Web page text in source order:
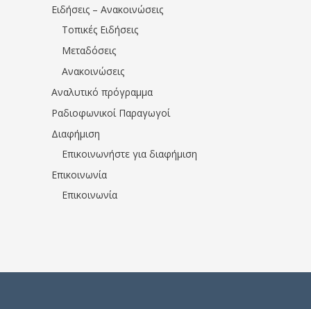
Ειδήσεις – Ανακοινώσεις
Τοπικές Ειδήσεις
Μεταδόσεις
Ανακοινώσεις
Αναλυτικό πρόγραμμα
Ραδιοφωνικοί Παραγωγοί
Διαφήμιση
Επικοινωνήστε για διαφήμιση
Επικοινωνία
Επικοινωνία